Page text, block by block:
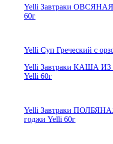
Yelli Завтраки
60г
Yelli Суп Греческий с
Yelli Завтраки КАША
Yelli 60г
Yelli Завтраки
годжи Yelli 60г